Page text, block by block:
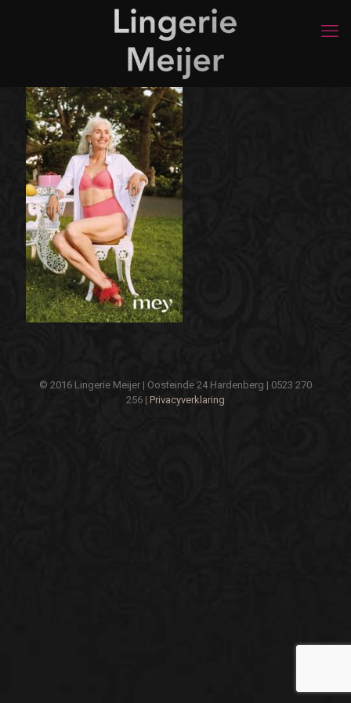
© 2016 Lingerie Meijer | Oosteinde 24 Hardenberg | 0523 270
256 | Privacyverklaring